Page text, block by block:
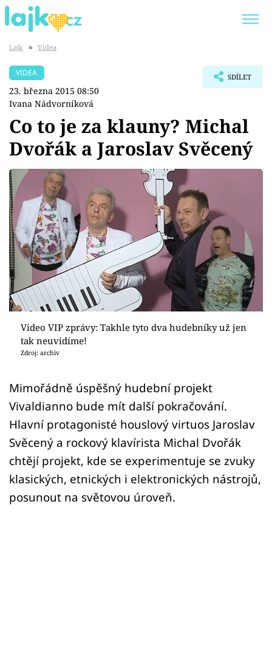
SHOPAHOLICADEL
Témata
Showbyznys
Youtubeři
Virály
Sex a vztahy
Videa
Sledujte prima+
Lajk ■ Videa
VIDEA
23. března 2015 08:50
Ivana Nádvorníková
SDÍLET
Co to je za klauny? Michal
Dvořák a Jaroslav Svěcený
Video VIP zprávy: Takhle tyto dva hudebníky už jen
tak neuvidíme!
Zdroj: archiv
Mimořádně úspěšný hudební projekt
Vivaldianno bude mít další pokračování.
Hlavní protagonisté houslový virtuos Jaroslav
Svěcený a rockový klavírista Michal Dvořák
chtějí projekt, kde se experimentuje se zvuky
klasických, etnických i elektronických nástrojů,
posunout na světovou úroveň.